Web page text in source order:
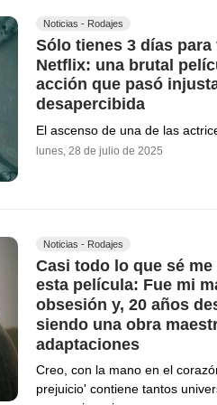
Noticias - Rodajes
Sólo tienes 3 días para
Netflix: una brutal
acción que pasó
desapercibida
El ascenso de una de las
lunes, 28 de julio de 2025
Noticias - Rodajes
Casi todo lo que sé
esta película: Fue mi
obsesión y, 20 años
siendo una obra
adaptaciones
Creo, con la mano en el
prejuicio' contiene tantos